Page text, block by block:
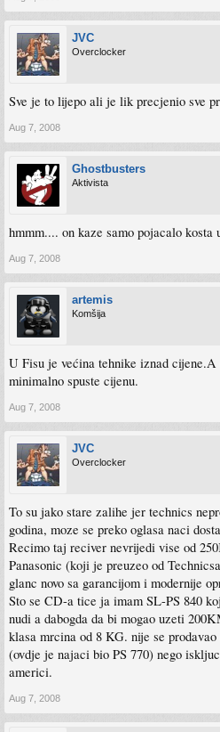
JVC
Overclocker
Sve je to lijepo ali je lik precjenio sve
Aug 7, 2008
Ghostbusters
Aktivista
hmmm.... on kaze samo pojacalo kosta
Aug 7, 2008
artemis
Komšija
U Fisu je većina tehnike iznad
minimalno spuste cijenu.
Aug 7, 2008
JVC
Overclocker
To su jako stare zalihe jer technics
godina, moze se preko oglasa naci
Recimo taj reciver nevrijedi vise od
Panasonic (koji je preuzeo od
glanc novo sa garancijom i modernije
Sto se CD-a tice ja imam SL-PS 840
nudi a dabogda da bi mogao uzeti
klasa mrcina od 8 KG. nije se
(ovdje je najaci bio PS 770) nego
americi.
Aug 7, 2008